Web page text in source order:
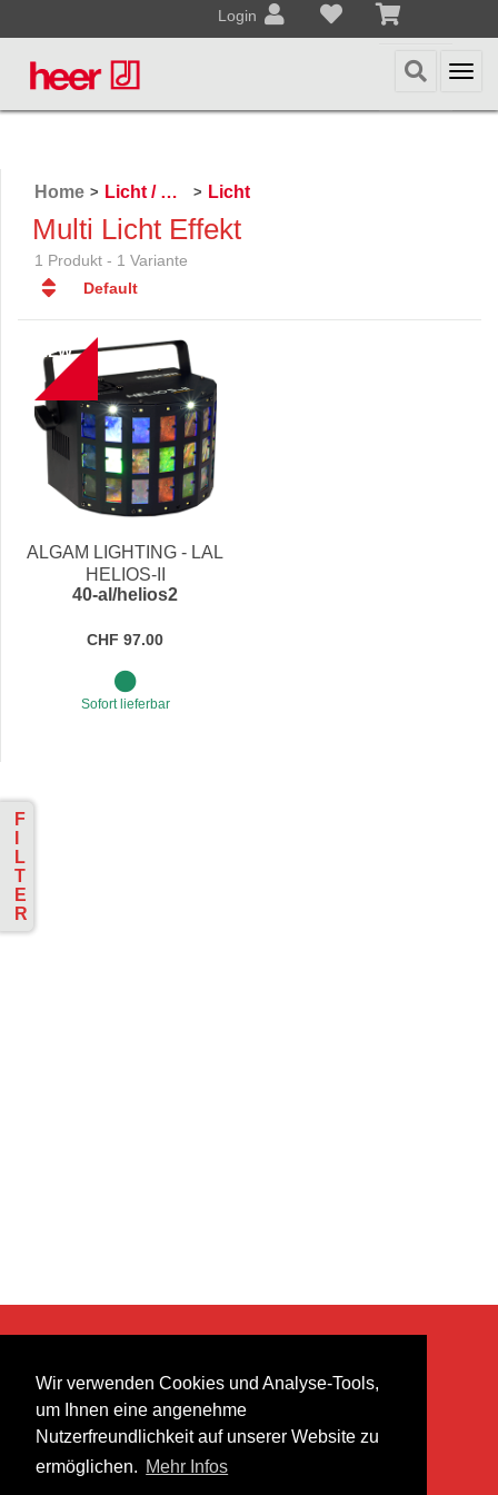
Wir verwenden Cookies und Analyse-Tools,
um Ihnen eine angenehme
Nutzerfreundlichkeit auf unserer Website zu
ermöglichen. Mehr Infos
Login
F
L
T
E
R
Home > Licht / Effekte > Licht
Multi Licht Effekt
1 Produkt - 1 Variante
Default
Default
Datum
Datum
Name
Name
Preis
Preis
NEW
ALGAM LIGHTING - LAL
HELIOS-II
40-al/helios2
CHF 97.00
Sofort lieferbar
heer musik ag
Lättenstrasse 35
8952 Schlieren
info@heermusic.com